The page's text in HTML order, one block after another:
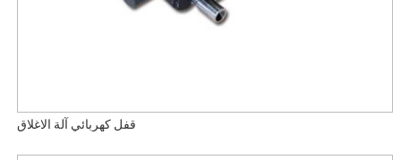
قفل كهربائي آلة الاغلاق